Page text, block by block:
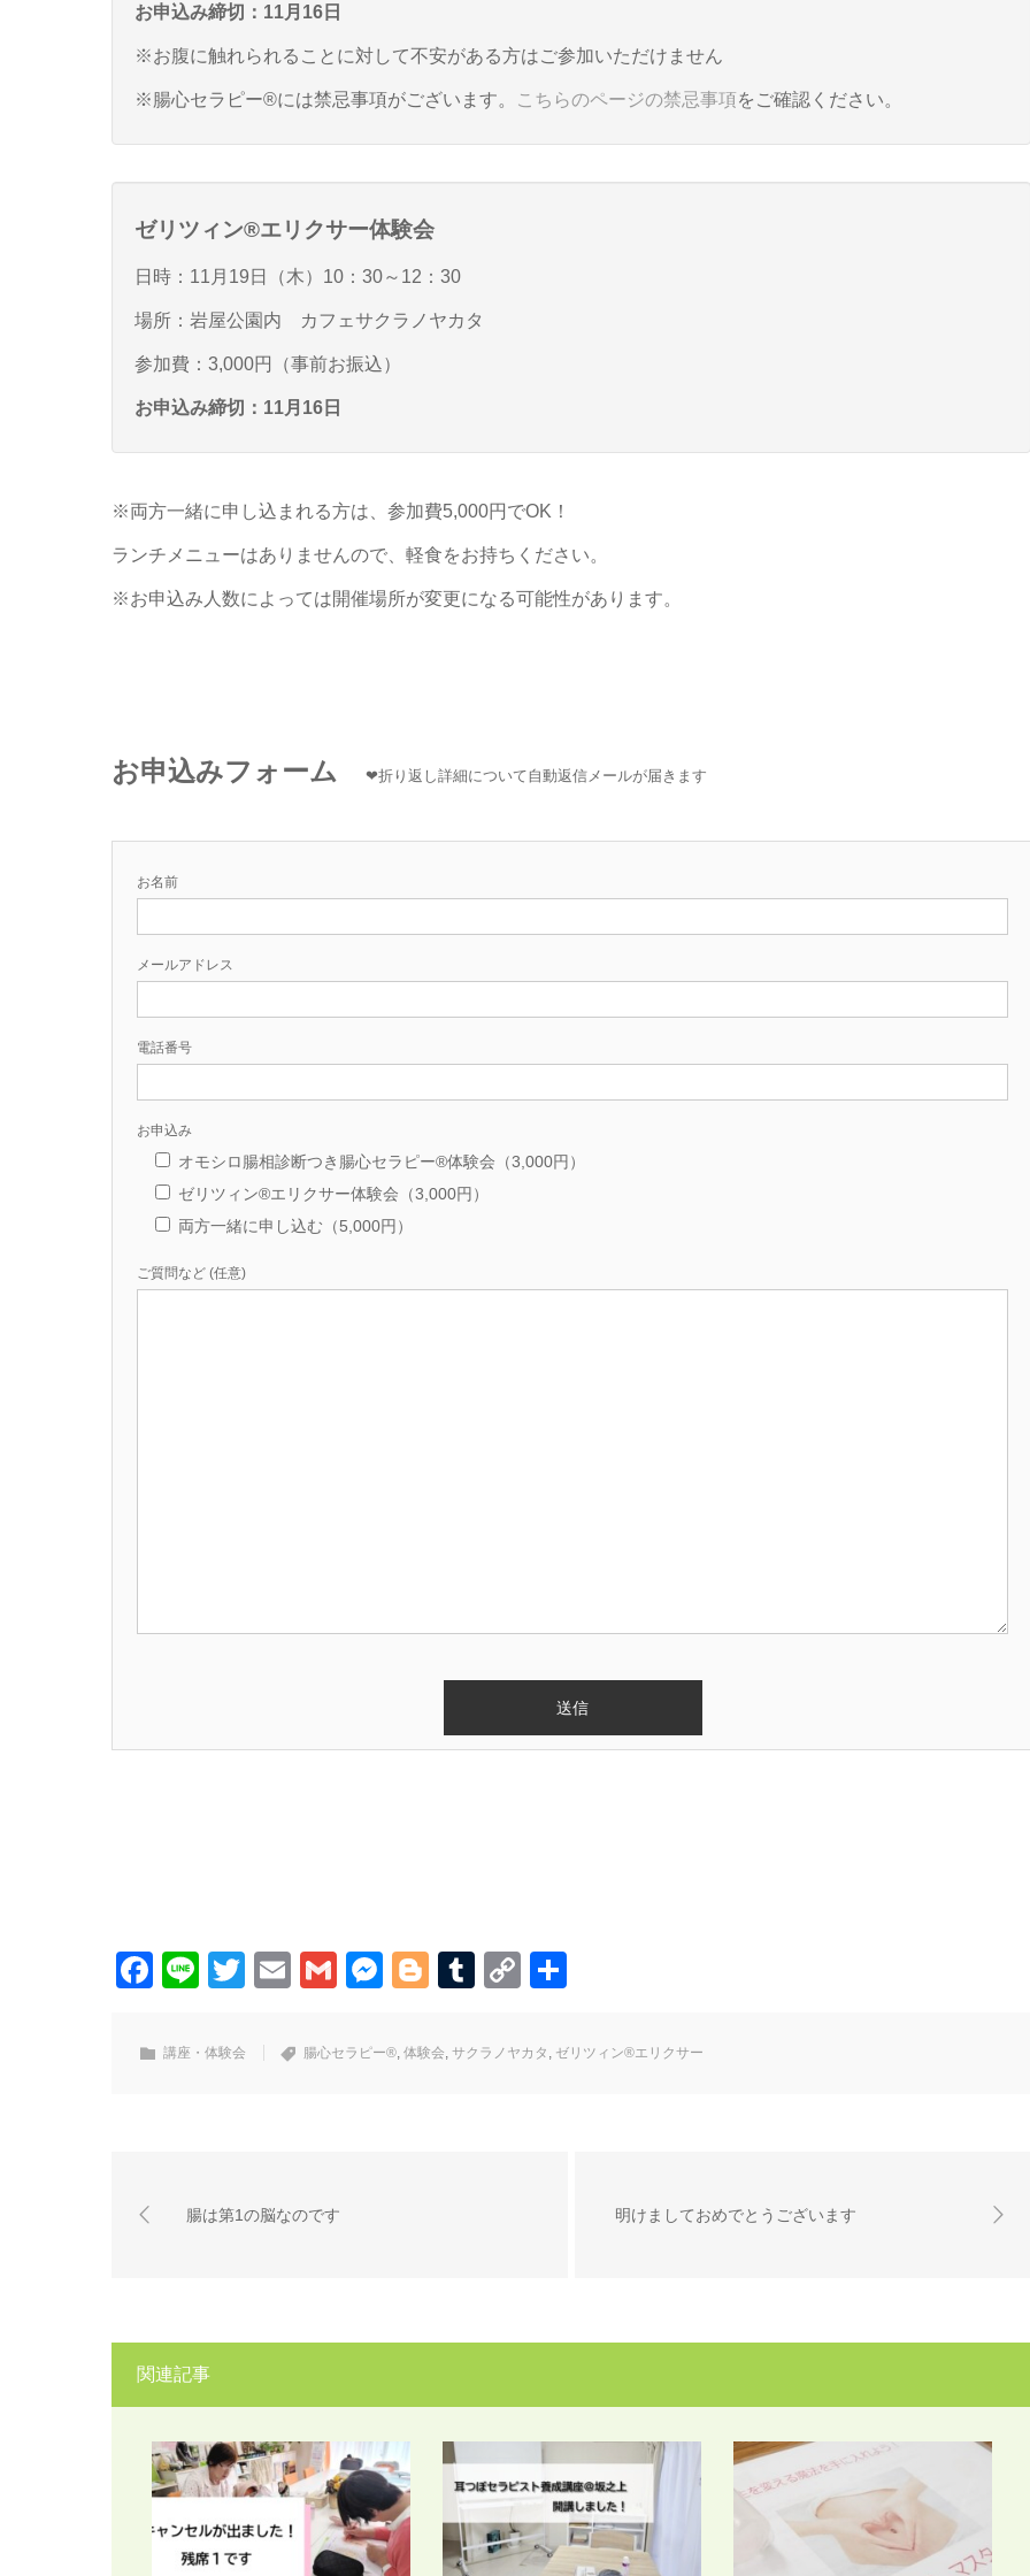
お申込み締切：11月16日
※お腹に触れられることに対して不安がある方はご参加いただけません
※腸心セラピー®には禁忌事項がございます。 こちらのページの禁忌事項をご確認ください。
ゼリツィン®エリクサー体験会
日時：11月19日（木）10：30～12：30
場所：岩屋公園内 カフェサクラノヤカタ
参加費：3,000円（事前お振込）
お申込み締切：11月16日
※両方一緒に申し込まれる方は、参加費5,000円でOK！
ランチメニューはありませんので、軽食をお持ちください。
※お申込み人数によっては開催場所が変更になる可能性があります。
お申込みフォーム ❤折り返し詳細について自動返信メールが届きます
お名前
メールアドレス
電話番号
お申込み
オモシロ腸相診断つき腸心セラピー®体験会（3,000円）
ゼリツィン®エリクサー体験会（3,000円）
両方一緒に申し込む（5,000円）
ご質問など (任意)
Facebook
LineTwitter
EmailGmailMessenger
Blogger
Tumblr
Copy
講座・体験会 腸心セラピー®, 体験会, サクラノヤカタ , ゼリツィン®エリクサー
腸は第1の脳なのです 明けましておめでとうございます
関連記事